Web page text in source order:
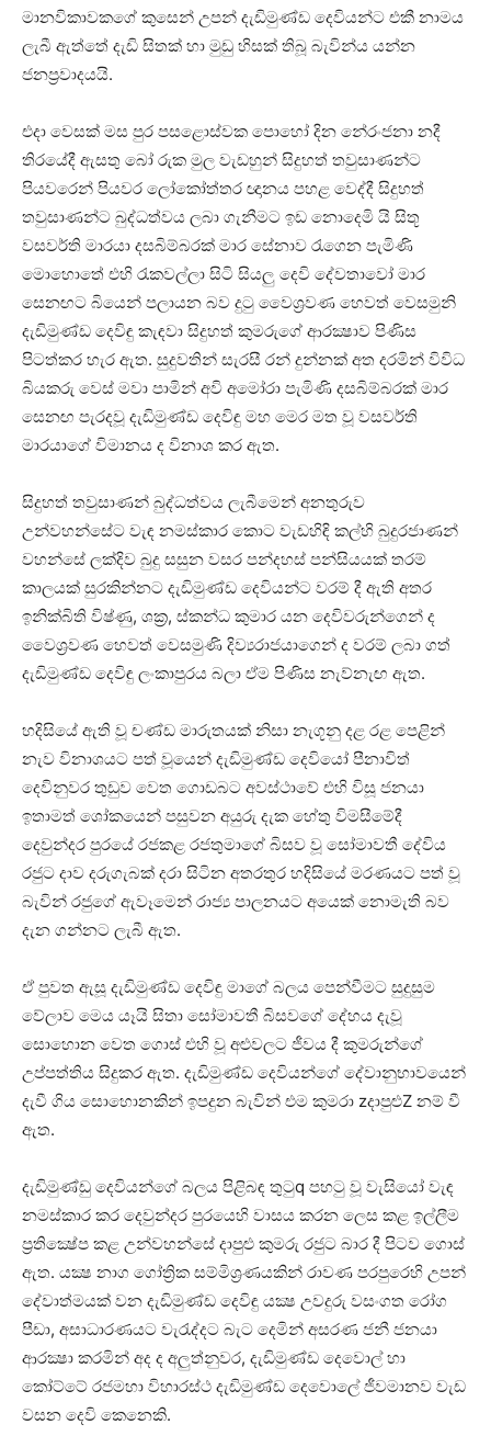
මානවිකාවකගේ කුසෙන් උපන් දැඩිමුණ්‌ඩ දෙවියන්ට එකී නාමය
ලැබී ඇත්තේ දැඩි සිතක්‌ හා මුඩු හිසක්‌ තිබූ බැවින්ය යන්න
ජනප්‍රවාදයයි.
එදා වෙසක්‌ මස පුර පසළොස්‌වක පොහෝ දින නේරංජනා නදී
තිරයේදී ඇසතු බෝ රුක මුල වැඩහුන් සිදුහත් තවුසාණන්ට
පියවරෙන් පියවර ලෝකෝත්තර ඥානය පහළ වෙද්දී සිදුහත්
තවුසාණන්ට බුද්ධත්වය ලබා ගැනීමට ඉඩ නොදෙමි යි සිතූ
වසවර්ති මාරයා දසබිම්බරක්‌ මාර සේනාව රැගෙන පැමිණි
මොහොතේ එහි රැකවල්ලා සිටි සියලු දෙවි දේවතාවෝ මාර
සෙනඟට බියෙන් පලායන බව දුටු වෛශ්‍රවණ හෙවත් වෙසමුනි
දැඩිමුණ්‌ඩ දෙවිඳු කැඳවා සිදුහත් කුමරුගේ ආරක්‍ෂාව පිණිස
පිටත්කර හැර ඇත. සුදුවතින් සැරසී රන් දුන්නක්‌ අත දරමින් විවිධ
බියකරු වෙස්‌ මවා පාමින් අවි අමෝරා පැමිණි දසබිම්බරක්‌ මාර
සෙනඟ පැරදවූ දැඩිමුණ්‌ඩ දෙවිඳු මහ මෙර මත වූ වසවර්ති
මාරයාගේ විමානය ද විනාශ කර ඇත.
සිදුහත් තවුසාණන් බුද්ධත්වය ලැබීමෙන් අනතුරුව
උන්වහන්සේට වැඳ නමස්‌කාර කොට වැඩහිඳි කල්හි බුදුරජාණන්
වහන්සේ ලක්‌දිව බුදු සසුන වසර පන්දහස්‌ පන්සියයක්‌ තරම්
කාලයක්‌ සුරකින්නට දැඩිමුණ්‌ඩ දෙවියන්ට වරම් දී ඇති අතර
ඉනික්‌බිති විෂ්ණු, ශක්‍ර, ස්‌කන්ධ කුමාර යන දෙවිවරුන්ගෙන් ද
වෛශ්‍රවණ හෙවත් වෙසමුණි දිව්‍යරාජයාගෙන් ද වරම් ලබා ගත්
දැඩිමුණ්‌ඩ දෙවිඳු ලංකාපුරය බලා ඒම පිණිස නැව්නැඟ ඇත.
හදිසියේ ඇති වූ චණ්‌ඩ මාරුතයක්‌ නිසා නැගූනු දළ රළ පෙළින්
නැව විනාශයට පත් වූයෙන් දැඩිමුණ්‌ඩ දෙවියෝ පීනාවිත්
දෙවිනුවර තුඩුව වෙත ගොඩබට අවස්‌ථාවේ එහි විසූ ජනයා
ඉතාමත් ශෝකයෙන් පසුවන අයුරු දැක හේතු විමසීමේදී
දෙවුන්දර පුරයේ රජකළ රජතුමාගේ බිසව වූ සෝමාවතී දේවිය
රජුට දාව දරුගැබක්‌ දරා සිටින අතරතුර හදිසියේ මරණයට පත් වූ
බැවින් රජුගේ ඇවෑමෙන් රාජ්‍ය පාලනයට අයෙක්‌ නොමැති බව
දැන ගන්නට ලැබී ඇත.
ඒ පුවත ඇසූ දැඩිමුණ්‌ඩ දෙවිඳු මාගේ බලය පෙන්වීමට සුදුසුම
වේලාව මෙය යෑයි සිතා සෝමාවතී බිසවගේ දේහය දැවූ
සොහොන වෙත ගොස්‌ එහි වූ අළුවලට ජීවය දී කුමරුන්ගේ
උප්පත්තිය සිදුකර ඇත. දැඩිමුණ්‌ඩ දෙවියන්ගේ දේවානුභාවයෙන්
දැවී ගිය සොහොනකින් ඉපදුන බැවින් එම කුමරා zදාපුළුZ නම් වී
ඇත.
දැඩිමුණ්‌ඩු දෙවියන්ගේ බලය පිළිබඳ තුටුq පහටු වූ වැසියෝ වැඳ
නමස්‌කාර කර දෙවුන්දර පුරයෙහි වාසය කරන ලෙස කළ ඉල්ලීම
ප්‍රතික්‍ෂේප කළ උන්වහන්සේ දාපුළු කුමරු රජුට බාර දී පිටව ගොස්‌
ඇත. යක්‍ෂ නාග ගෝත්‍රික සම්මිශ්‍රණයකින් රාවණ පරපුරෙහි උපන්
දේවාත්මයක්‌ වන දැඩිමුණ්‌ඩ දෙවිඳු යක්‍ෂ උවදුරු වසංගත රෝග
පීඩා, අසාධාරණයට වැරැද්දට බැට දෙමින් අසරණ ජනී ජනයා
ආරක්‍ෂා කරමින් අද ද අලුත්නුවර, දැඩිමුණ්‌ඩ දෙවොල් හා
කෝට්‌ටේ රජමහා විහාරස්‌ථ දැඩිමුණ්‌ඩ දෙවොලේ ජීවමානව වැඩ
වසන දෙවි කෙනෙකි.